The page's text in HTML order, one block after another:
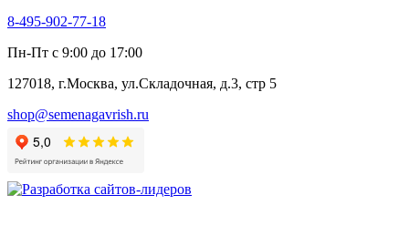
8-495-902-77-18
Пн-Пт с 9:00 до 17:00
127018, г.Москва, ул.Складочная, д.3, стр 5
shop@semenagavrish.ru